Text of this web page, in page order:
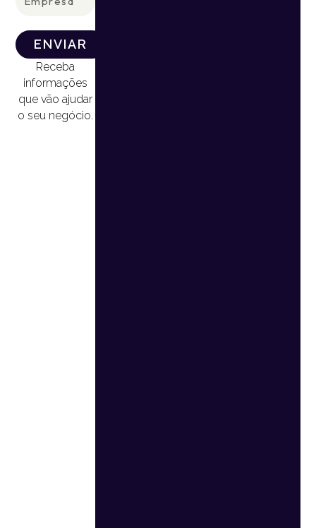
ENVIAR
Receba
informações
que vão ajudar
o seu negócio.